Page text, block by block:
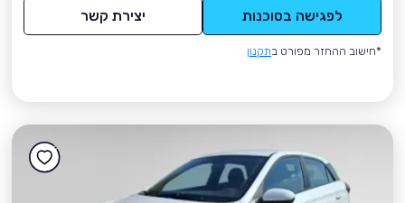
לפגישה בסוכנות יצירת קשר
*חישוב ההחזר מפורט בתקנון